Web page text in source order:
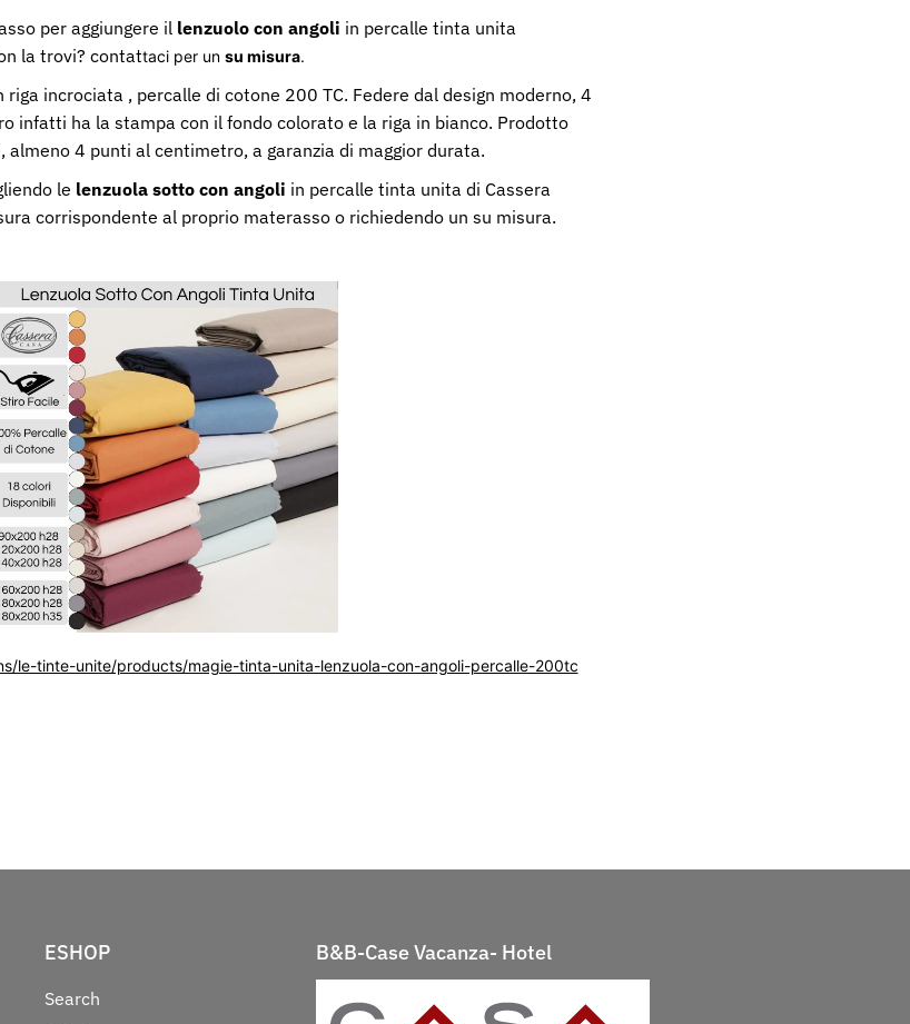
per aggiungere il lenzuolo con angoli in percalle tinta unita
la trovi? contattaci per un su misura.
riga incrociata , percalle di cotone 200 TC. Federe dal design moderno, 4
infatti ha la stampa con il fondo colorato e la riga in bianco. Prodotto
4 punti al centimetro, a garanzia di maggior durata.
le lenzuola sotto con angoli in percalle tinta unita di Cassera
corrispondente al proprio materasso o richiedendo un su misura.
le-tinte-unite/products/magie-tinta-unita-lenzuola-con-angoli-percalle-200tc
ESHOP
Search
B&B-Case Vacanza- Hotel